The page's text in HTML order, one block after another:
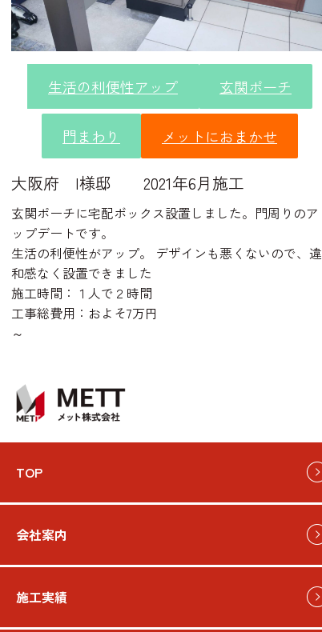
生活の利便性アップ 玄関ポーチ
門まわり メットにおまかせ
大阪府 I様邸 2021年6月施工
玄関ポーチに宅配ボックス設置しました。門周りのア
ップデートです。
生活の利便性がアップ。 デザインも悪くないので、違
和感なく設置できました
施工時間：１人で２時間
工事総費用：およそ7万円
～
TOP
会社案内
施工実績